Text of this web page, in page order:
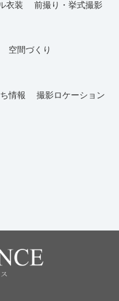
衣装 前撮り・挙式撮影
空間づくり
情報 撮影ロケーション